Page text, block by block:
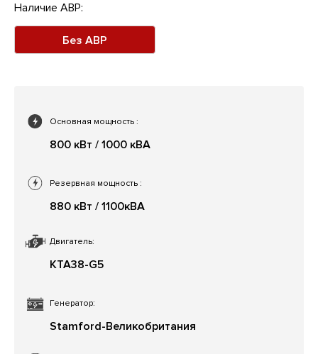
Наличие АВР:
Без АВР
Основная мощность :
800 кВт / 1000 кВА
Двигатель:
KTA38-G5
Резервная мощность :
880 кВт / 1100кВА
Генератор:
Stamford-Великобритания